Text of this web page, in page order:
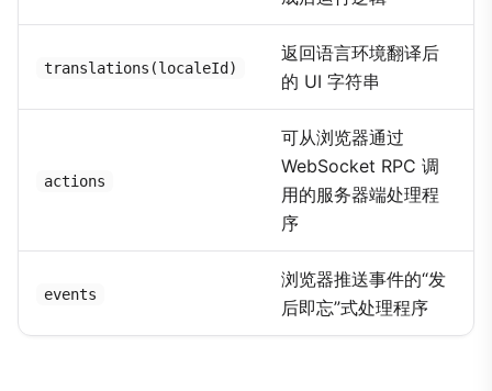
translations(localeId)
返回语言环境翻译后
的 UI 字符串
actions
可从浏览器通过
WebSocket RPC 调
用的服务器端处理程
序
events
浏览器推送事件的“发
后即忘”式处理程序